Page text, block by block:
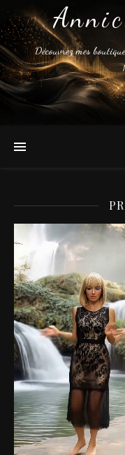
Découvrez mes
Lecteur
vidéo